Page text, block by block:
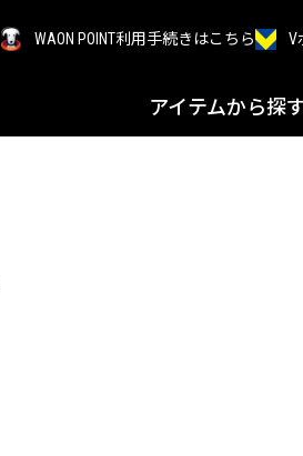
WAON POINT利用手続きはこちら V
アイテムから探